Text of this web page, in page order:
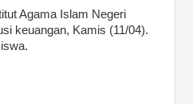
Agama Islam Negeri
keuangan, Kamis (11/04).